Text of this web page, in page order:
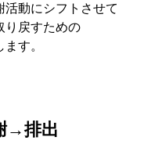
活動にシフトさせて
り戻すための
す。
→排出